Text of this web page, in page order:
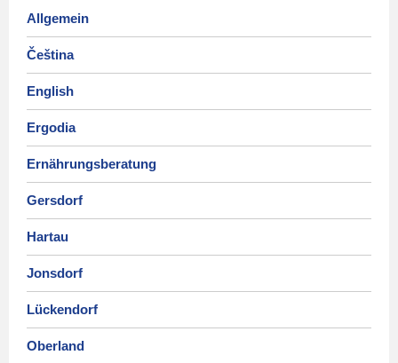
Allgemein
Čeština
English
Ergodia
Ernährungsberatung
Gersdorf
Hartau
Jonsdorf
Lückendorf
Oberland